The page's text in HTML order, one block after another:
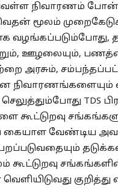
நிவாரணம்
மூலம்
வழங்கப்படும்போது,
ஊழலையும்,
அரசும்,
நிவாரணங்களையும்
TDS
கூட்டுறவு
வேண்டிய
கூட்டுறவு